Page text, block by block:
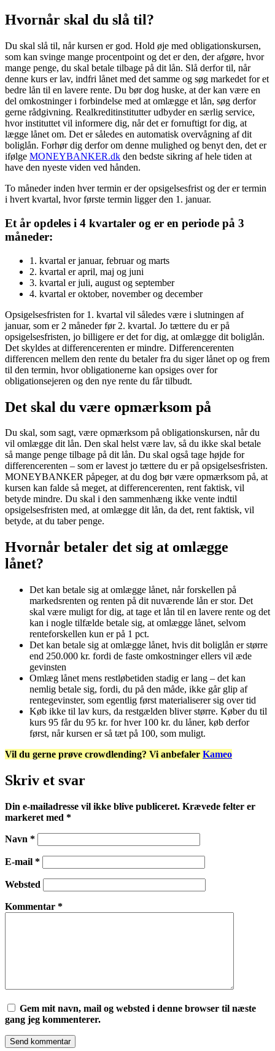
Hvornår skal du slå til?
Du skal slå til, når kursen er god. Hold øje med obligationskursen,
som kan svinge mange procentpoint og det er den, der afgøre, hvor
mange penge, du skal betale tilbage på dit lån. Slå derfor til, når
denne kurs er lav, indfri lånet med det samme og søg markedet for et
bedre lån til en lavere rente. Du bør dog huske, at der kan være en
del omkostninger i forbindelse med at omlægge et lån, søg derfor
gerne rådgivning. Realkreditinstitutter udbyder en særlig service,
hvor instituttet vil informere dig, når det er fornuftigt for dig, at
lægge lånet om. Det er således en automatisk overvågning af dit
boliglån. Forhør dig derfor om denne mulighed og benyt den, det er
ifølge MONEYBANKER.dk den bedste sikring af hele tiden at
have den nyeste viden ved hånden.
To måneder inden hver termin er der opsigelsesfrist og der er termin
i hvert kvartal, hvor første termin ligger den 1. januar.
Et år opdeles i 4 kvartaler og er en periode på 3
måneder:
1. kvartal er januar, februar og marts
2. kvartal er april, maj og juni
3. kvartal er juli, august og september
4. kvartal er oktober, november og december
Opsigelsesfristen for 1. kvartal vil således være i slutningen af
januar, som er 2 måneder før 2. kvartal. Jo tættere du er på
opsigelsesfristen, jo billigere er det for dig, at omlægge dit boliglån.
Det skyldes at differencerenten er mindre. Differencerenten
differencen mellem den rente du betaler fra du siger lånet op og frem
til den termin, hvor obligationerne kan opsiges over for
obligationsejeren og den nye rente du får tilbudt.
Det skal du være opmærksom på
Du skal, som sagt, være opmærksom på obligationskursen, når du
vil omlægge dit lån. Den skal helst være lav, så du ikke skal betale
så mange penge tilbage på dit lån. Du skal også tage højde for
differencerenten – som er lavest jo tættere du er på opsigelsesfristen.
MONEYBANKER påpeger, at du dog bør være opmærksom på, at
kursen kan falde så meget, at differencerenten, rent faktisk, vil
betyde mindre. Du skal i den sammenhæng ikke vente indtil
opsigelsesfristen med, at omlægge dit lån, da det, rent faktisk, vil
betyde, at du taber penge.
Hvornår betaler det sig at omlægge
lånet?
Det kan betale sig at omlægge lånet, når forskellen på
markedsrenten og renten på dit nuværende lån er stor. Det
skal være muligt for dig, at tage et lån til en lavere rente og det
kan i nogle tilfælde betale sig, at omlægge lånet, selvom
renteforskellen kun er på 1 pct.
Det kan betale sig at omlægge lånet, hvis dit boliglån er større
end 250.000 kr. fordi de faste omkostninger ellers vil æde
gevinsten
Omlæg lånet mens restløbetiden stadig er lang – det kan
nemlig betale sig, fordi, du på den måde, ikke går glip af
rentegevinster, som egentlig først materialiserer sig over tid
Køb ikke til lav kurs, da restgælden bliver større. Køber du til
kurs 95 får du 95 kr. for hver 100 kr. du låner, køb derfor
først, når kursen er så tæt på 100, som muligt.
Vil du gerne prøve crowdlending? Vi anbefaler Kameo
Skriv et svar
Din e-mailadresse vil ikke blive publiceret. Krævede felter er
markeret med *
Navn *
E-mail *
Websted
Kommentar *
Gem mit navn, mail og websted i denne browser til næste
gang jeg kommenterer.